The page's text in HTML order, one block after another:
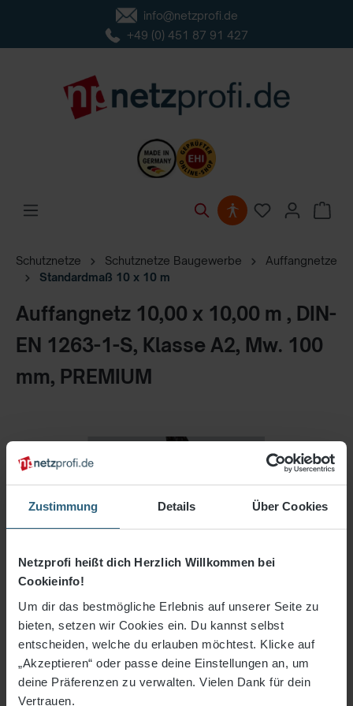
Zustimmung Details Über Cookies
Netzprofi heißt dich Herzlich Willkommen bei
Cookieinfo!
Um dir das bestmögliche Erlebnis auf unserer Seite zu
bieten, setzen wir Cookies ein. Du kannst selbst
entscheiden, welche du erlauben möchtest. Klicke auf
„Akzeptieren“ oder passe deine Einstellungen an, um
deine Präferenzen zu verwalten. Vielen Dank für dein
Vertrauen.
info@netzprofi.de
+49 (0) 451 87 91 427
Schutznetze Schutznetze Baugewerbe
Auffangnetze
Standardmaß 10 x 10 m
Auffangnetz 10,00 x 10,00 m , DIN-
EN 1263-1-S, Klasse A2, Mw. 100
mm, PREMIUM
433,02 €*